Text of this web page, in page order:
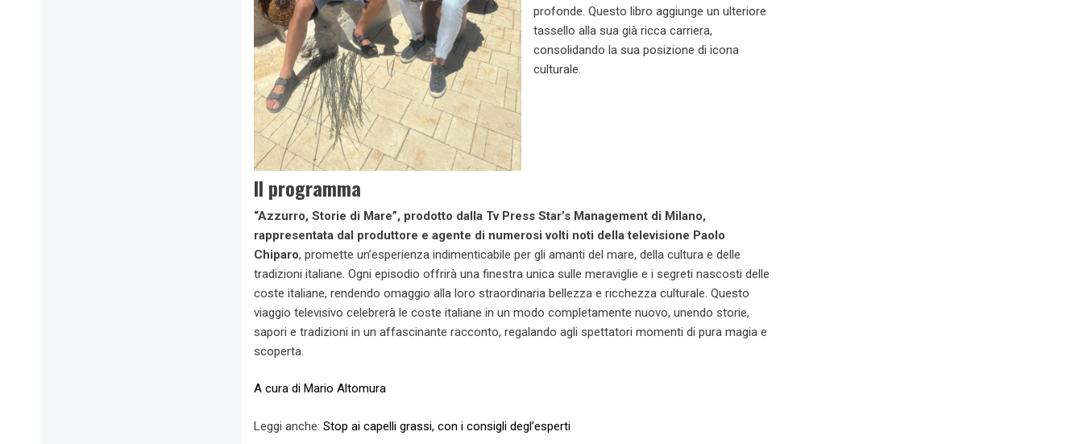
profonde. Questo libro aggiunge un ulteriore
tassello alla sua già ricca carriera,
consolidando la sua posizione di icona
culturale.
Il programma
“Azzurro, Storie di Mare”, prodotto dalla Tv Press Star’s Management di Milano,
rappresentata dal produttore e agente di numerosi volti noti della televisione Paolo
Chiparo, promette un’esperienza indimenticabile per gli amanti del mare, della cultura e delle
tradizioni italiane. Ogni episodio offrirà una finestra unica sulle meraviglie e i segreti nascosti delle
coste italiane, rendendo omaggio alla loro straordinaria bellezza e ricchezza culturale. Questo
viaggio televisivo celebrerà le coste italiane in un modo completamente nuovo, unendo storie,
sapori e tradizioni in un affascinante racconto, regalando agli spettatori momenti di pura magia e
scoperta.
A cura di Mario Altomura
Leggi anche: Stop ai capelli grassi, con i consigli degl’esperti